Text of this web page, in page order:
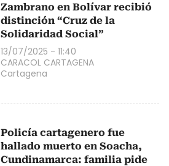
Zambrano en Bolívar recibió
distinción “Cruz de la
Solidaridad Social”
13/07/2025 - 11:40
CARACOL CARTAGENA
Cartagena
Policía cartagenero fue
hallado muerto en Soacha,
Cundinamarca: familia pide